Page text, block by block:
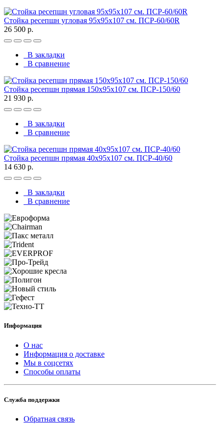
Стойка ресепшн угловая 95х95х107 см. ПСР-60/60R
26 500 р.
В закладки
В сравнение
Стойка ресепшн прямая 150х95х107 см. ПСР-150/60
21 930 р.
В закладки
В сравнение
Стойка ресепшн прямая 40х95х107 см. ПСР-40/60
14 630 р.
В закладки
В сравнение
Информация
О нас
Информация о доставке
Мы в соцсетях
Способы оплаты
Служба поддержки
Обратная связь